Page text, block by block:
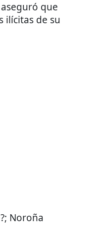
que
ilícitas de su
Noroña